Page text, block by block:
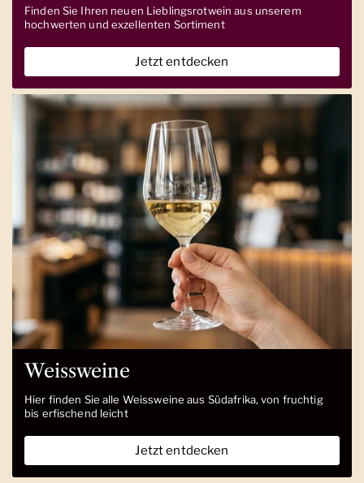
Finden Sie Ihren neuen Lieblingsrotwein aus unserem
hochwerten und exzellenten Sortiment
Jetzt entdecken
Weissweine
Hier finden Sie alle Weissweine aus Südafrika, von fruchtig
bis erfischend leicht
Jetzt entdecken